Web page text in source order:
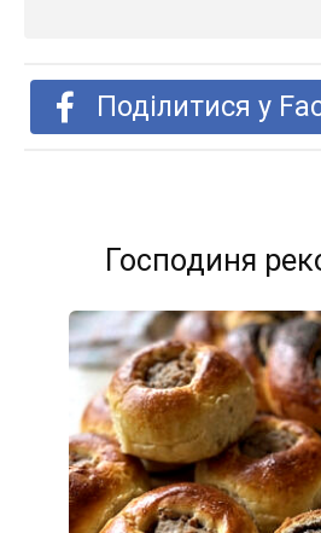
Поділитися у
Господиня